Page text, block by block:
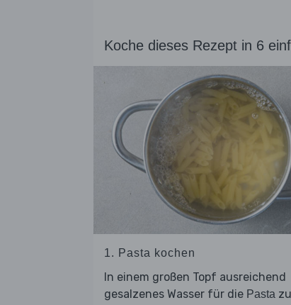
Koche dieses Rezept in 6
1. Pasta kochen
In einem großen Topf ausreichend
gesalzenes Wasser für die Pasta